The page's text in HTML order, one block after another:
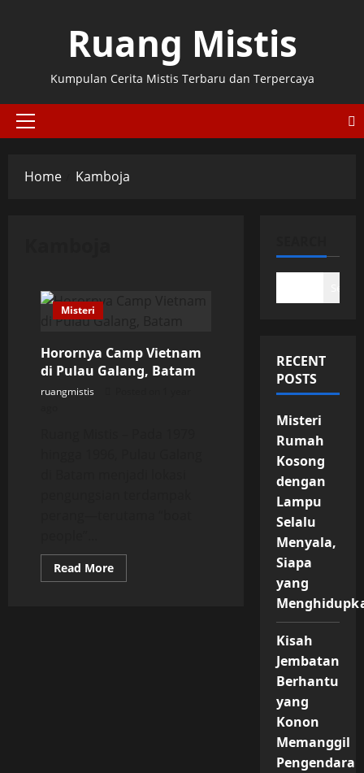
Ruang Mistis
Kumpulan Cerita Mistis Terbaru dan Terpercaya
Primary
Home Kamboja
Misteri
Horornya Camp Vietnam
di Pulau Galang, Batam
ruangmistis
Read MoreRead
more
RECENT
POSTS
Misteri
Rumah
Kosong
dengan
Lampu
Selalu
Menyala,
Siapa
yang
Kisah
Jembatan
Berhantu
yang
Konon
Memanggil
Pengendara